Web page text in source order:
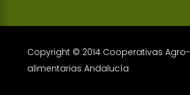
Copyright © 2014 Cooperativas Agro-
alimentarias Andalucía